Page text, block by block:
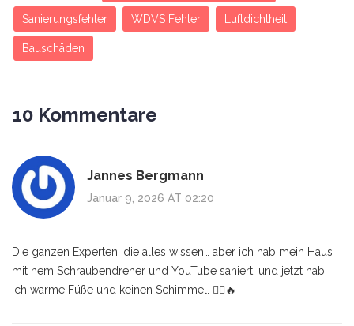
Sanierungsfehler WDVS Fehler Luftdichtheit
Bauschäden
10 Kommentare
Jannes Bergmann
Januar 9, 2026 AT 02:20
Die ganzen Experten, die alles wissen… aber ich hab mein Haus
mit nem Schraubendreher und YouTube saniert, und jetzt hab
ich warme Füße und keinen Schimmel. 🤷‍♂️🔥